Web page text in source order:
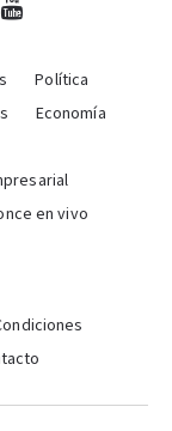
Política
Economía
en vivo